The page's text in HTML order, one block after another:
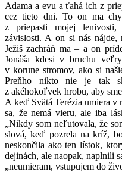
Adama a evu a ťahá ich z
cez tieto dni. To on ma
z priepasti mojej
závislosti. A on si nás
Ježiš zachráň ma – a on
Jonáša kdesi v bruchu
v korune stromov, ako si
Preňho nikto nie je tak
z akéhokoľvek hrobu, aby
A keď Svätá Terézia umiera v
sa, že nemá vieru, ale iba
„Nikdy som neľutovala, že
slová, keď pozrela na kríž,
neskončila ako ten lístok,
dejinách, ale naopak, naplnili
„neumieram, vstupujem do